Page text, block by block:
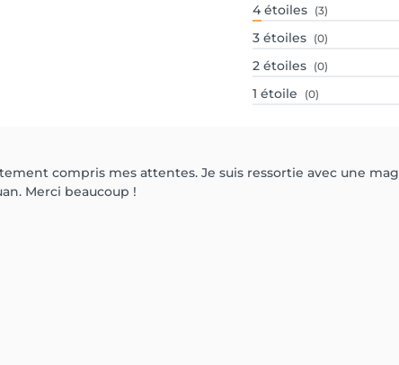
4 étoiles (3)
3 étoiles (0)
2 étoiles (0)
1 étoile (0)
compris mes attentes. Je suis ressortie avec une
Merci beaucoup !